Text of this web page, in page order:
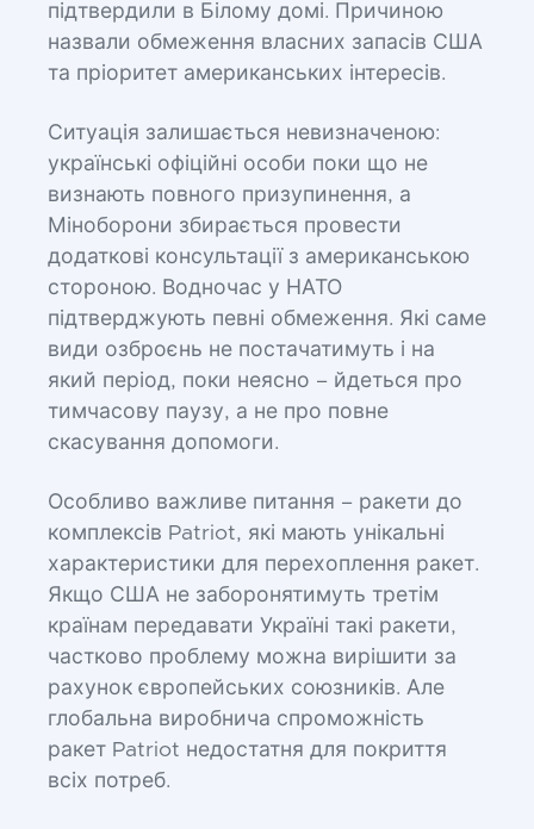
підтвердили в Білому домі. Причиною
назвали обмеження власних запасів США
та пріоритет американських інтересів.
Ситуація залишається невизначеною:
українські офіційні особи поки що не
визнають повного призупинення, а
Міноборони збирається провести
додаткові консультації з американською
стороною. Водночас у НАТО
підтверджують певні обмеження. Які саме
види озброєнь не постачатимуть і на
який період, поки неясно – йдеться про
тимчасову паузу, а не про повне
скасування допомоги.
Особливо важливе питання – ракети до
комплексів Patriot, які мають унікальні
характеристики для перехоплення ракет.
Якщо США не заборонятимуть третім
країнам передавати Україні такі ракети,
частково проблему можна вирішити за
рахунок європейських союзників. Але
глобальна виробнича спроможність
ракет Patriot недостатня для покриття
всіх потреб.